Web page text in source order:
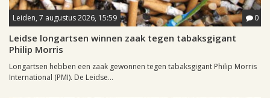
Leiden, 7 augustus 2026, 15:59 0
Leidse longartsen winnen zaak tegen tabaksgigant
Philip Morris
Longartsen hebben een zaak gewonnen tegen tabaksgigant Philip Morris
International (PMI). De Leidse...